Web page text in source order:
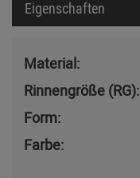
Eigenschaften
Material:
Rinnengröße (RG):
Form:
Farbe: